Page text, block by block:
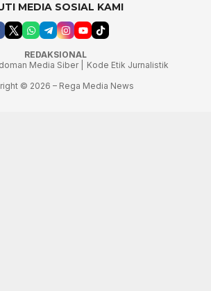
MEDIA SOSIAL KAMI
REDAKSIONAL
Media Siber |
Kode Etik Jurnalistik
© 2026 – Rega Media News